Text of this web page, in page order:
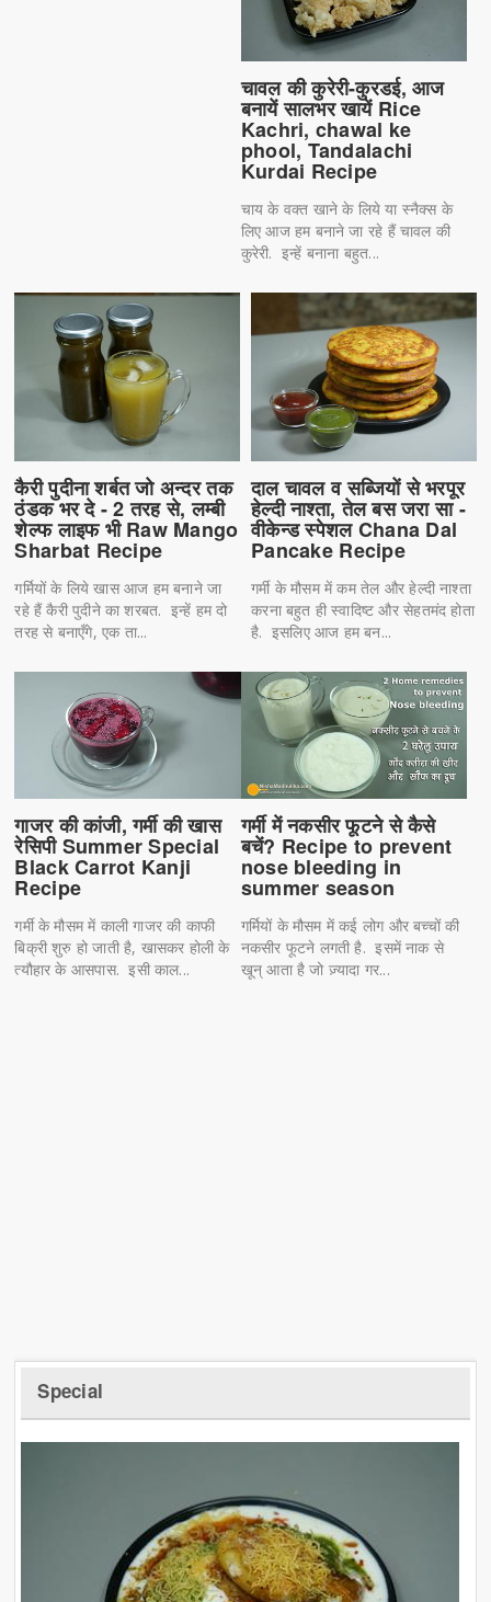
चावल की कुरेरी-कुरडई, आज
बनायें सालभर खायें Rice
Kachri, chawal ke
phool, Tandalachi
Kurdai Recipe
चाय के वक्त खाने के लिये या स्नैक्स के
लिए आज हम बनाने जा रहे हैं चावल की
कुरेरी. इन्हें बनाना बहुत...
कैरी पुदीना शर्बत जो अन्दर तक
ठंडक भर दे - 2 तरह से, लम्बी
शेल्फ लाइफ भी Raw Mango
Sharbat Recipe
गर्मियों के लिये खास आज हम बनाने जा
रहे हैं कैरी पुदीने का शरबत. इन्हें हम दो
तरह से बनाएँगे, एक ता...
दाल चावल व सब्जियों से भरपूर
हेल्दी नाश्ता, तेल बस जरा सा -
वीकेन्ड स्पेशल Chana Dal
Pancake Recipe
गर्मी के मौसम में कम तेल और हेल्दी नाश्ता
करना बहुत ही स्वादिष्ट और सेहतमंद होता
है. इसलिए आज हम बन...
गाजर की कांजी, गर्मी की खास
रेसिपी Summer Special
Black Carrot Kanji
Recipe
गर्मी के मौसम में काली गाजर की काफी
बिक्री शुरु हो जाती है, खासकर होली के
त्यौहार के आसपास. इसी काल...
गर्मी में नकसीर फूटने से कैसे
बचें? Recipe to prevent
nose bleeding in
summer season
गर्मियों के मौसम में कई लोग और बच्चों की
नकसीर फूटने लगती है. इसमें नाक से
खून् आता है जो ज़्यादा गर...
Special